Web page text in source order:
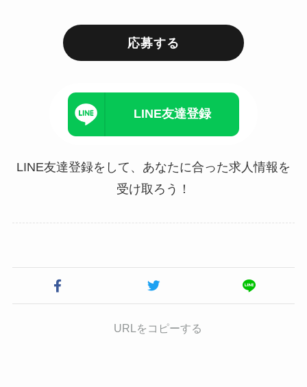
応募する
LINE友達登録
LINE友達登録をして、あなたに合った求人情報を
受け取ろう！
URLをコピーする